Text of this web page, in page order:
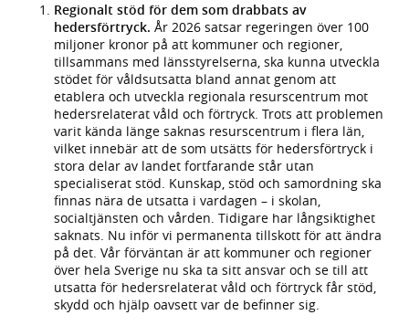
Regionalt stöd för dem som drabbats av
hedersförtryck. År 2026 satsar regeringen över 100
miljoner kronor på att kommuner och regioner,
tillsammans med länsstyrelserna, ska kunna utveckla
stödet för våldsutsatta bland annat genom att
etablera och utveckla regionala resurscentrum mot
hedersrelaterat våld och förtryck. Trots att problemen
varit kända länge saknas resurscentrum i flera län,
vilket innebär att de som utsätts för hedersförtryck i
stora delar av landet fortfarande står utan
specialiserat stöd. Kunskap, stöd och samordning ska
finnas nära de utsatta i vardagen – i skolan,
socialtjänsten och vården. Tidigare har långsiktighet
saknats. Nu inför vi permanenta tillskott för att ändra
på det. Vår förväntan är att kommuner och regioner
över hela Sverige nu ska ta sitt ansvar och se till att
utsatta för hedersrelaterat våld och förtryck får stöd,
skydd och hjälp oavsett var de befinner sig.